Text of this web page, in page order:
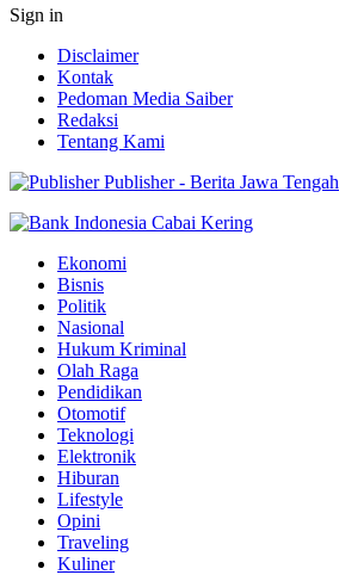
Sign in
Disclaimer
Kontak
Pedoman Media Saiber
Redaksi
Tentang Kami
Publisher - Berita Jawa Tengah
Ekonomi
Bisnis
Politik
Nasional
Hukum Kriminal
Olah Raga
Pendidikan
Otomotif
Teknologi
Elektronik
Hiburan
Lifestyle
Opini
Traveling
Kuliner